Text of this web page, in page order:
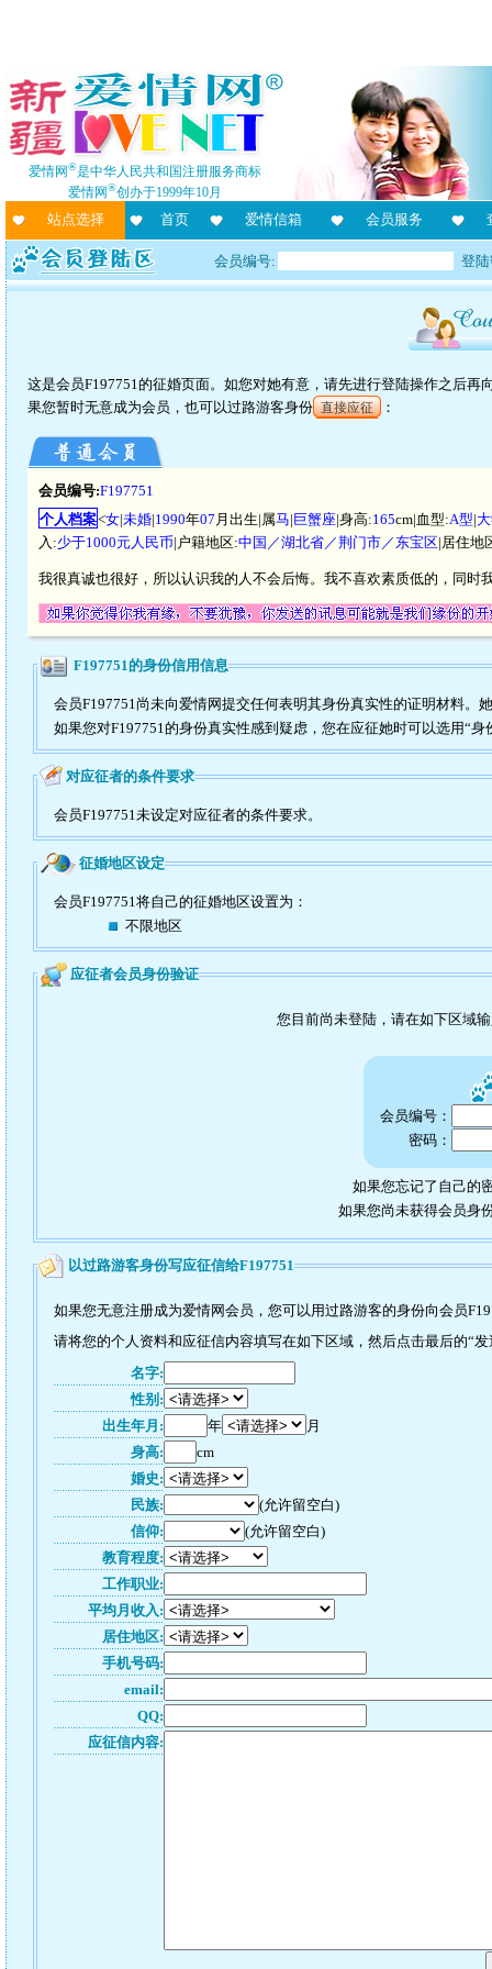
爱情网®是中华人民共和国注册服务商标
爱情网®创办于1999年10月
站点选择 首页 爱情信箱 会员服务
会员编号: 登
这是会员F197751的征婚页面。如您对她有意，请先进行登陆操作之后
果您暂时无意成为会员，也可以过路游客身份 直接应征 ：
会员编号:F197751
个人档案<女|未婚|1990年07 月出生|属马| 巨蟹座|身高:165cm|血型:A型|
入:少于1000元人民币|户籍地区:中国／湖北省／荆门市／东宝区|居住地
我很真诚也很好，所以认识我的人不会后悔。我不喜欢素质低的，同
F197751的身份信用信息
会员F197751尚未向爱情网提交任何表明其身份真实性的证明材料。
如果您对F197751的身份真实性感到疑虑，您在应征她时可以选用“身
对应征者的条件要求
会员F197751未设定对应征者的条件要求。
征婚地区设定
会员F197751将自己的征婚地区设置为：
不限地区
应征者会员身份验证
您目前尚未登陆，请在如下区域
会员编号：
密码：
如果您忘记了自己的
如果您尚未获得会员身
以过路游客身份写应征信给F197751
如果您无意注册成为爱情网会员，您可以用过路游客的身份向会员
请将您的个人资料和应征信内容填写在如下区域，然后点击最后的“
名字:
性别:
出生年月:
年
月
身高:
cm
婚史:
民族:
(允许留空白)
信仰:
(允许留空白)
教育程度:
工作职业:
平均月收入:
居住地区:
手机号码:
email:
QQ:
应征信内容: